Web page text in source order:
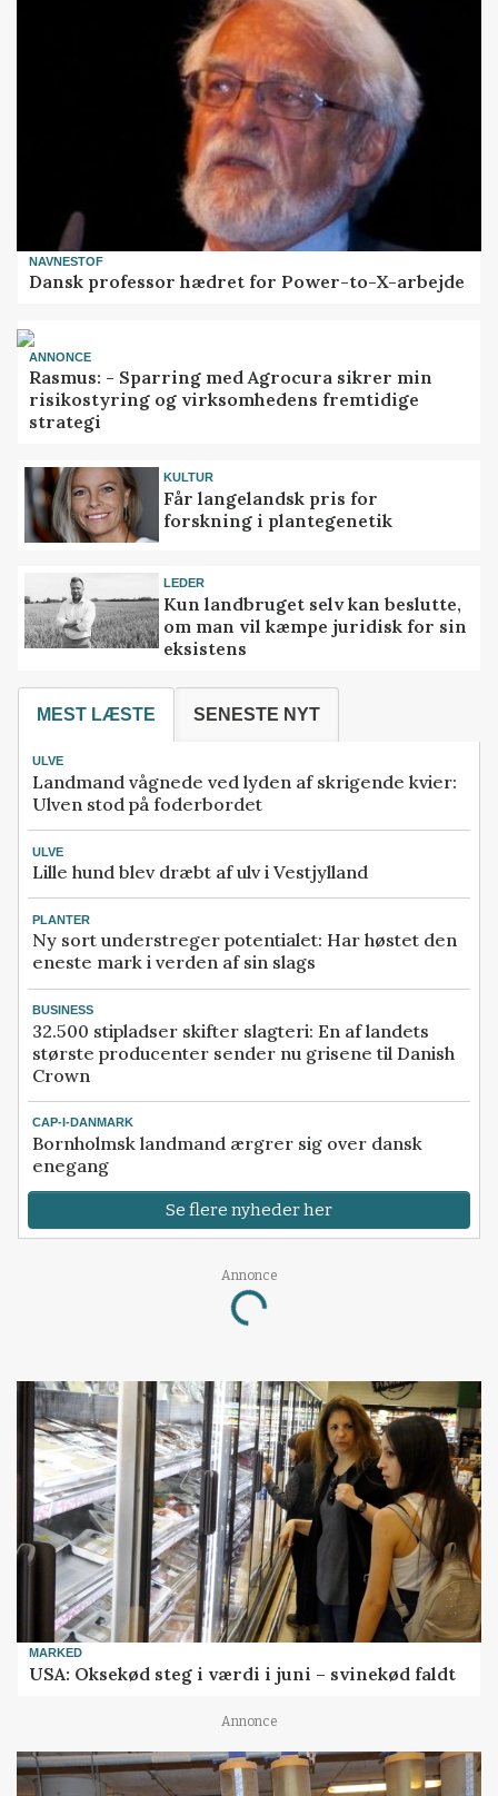
NAVNESTOF
Dansk professor hædret for Power-to-X-arbejde
ANNONCE
Rasmus: - Sparring med Agrocura sikrer min
risikostyring og virksomhedens fremtidige
strategi
KULTUR
Får langelandsk pris for
forskning i plantegenetik
LEDER
Kun landbruget selv kan beslutte,
om man vil kæmpe juridisk for sin
eksistens
MEST LÆSTE SENESTE NYT
ULVE
Landmand vågnede ved lyden af skrigende kvier:
Ulven stod på foderbordet
ULVE
Lille hund blev dræbt af ulv i Vestjylland
PLANTER
Ny sort understreger potentialet: Har høstet den
eneste mark i verden af sin slags
BUSINESS
32.500 stipladser skifter slagteri: En af landets
største producenter sender nu grisene til Danish
Crown
CAP-I-DANMARK
Bornholmsk landmand ærgrer sig over dansk
enegang
Se flere nyheder her
Annonce
Loading...
MARKED
USA: Oksekød steg i værdi i juni – svinekød faldt
Annonce